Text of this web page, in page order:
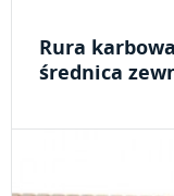
Rura
średnica